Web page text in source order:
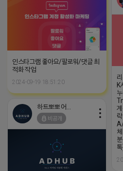
인스타그램 좋아요/팔로워/댓글 최
적화 작업
2024-09-19 18:51:20
K
비공개